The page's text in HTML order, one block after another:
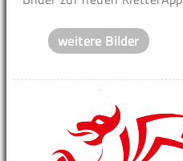
weitere Bilder